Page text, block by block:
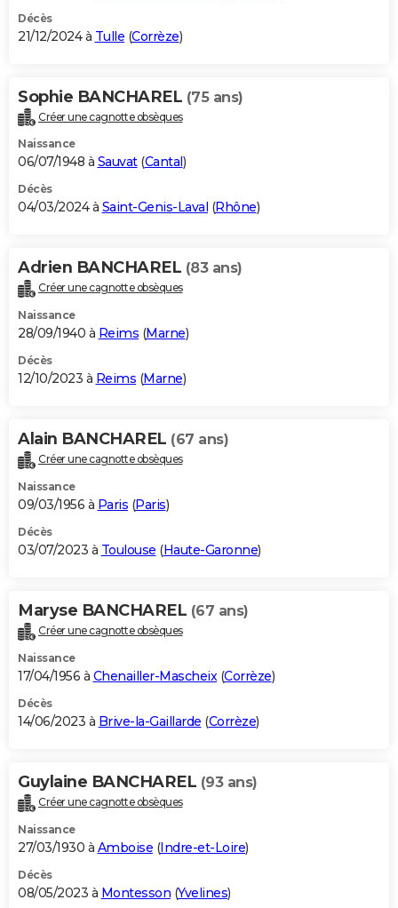
Décès
21/12/2024 à Tulle (Corrèze)
Sophie BANCHAREL (75 ans)
Créer une cagnotte obsèques
Naissance
06/07/1948 à Sauvat(Cantal )
Décès
04/03/2024 à Saint-Genis-Laval (Rhône)
Adrien BANCHAREL (83 ans)
Créer une cagnotte obsèques
Naissance
28/09/1940 à Reims (Marne)
Décès
12/10/2023 à Reims (Marne)
Alain BANCHAREL (67 ans)
Créer une cagnotte obsèques
Naissance
09/03/1956 à Paris (Paris)
Décès
03/07/2023 à Toulouse (Haute-Garonne)
Maryse BANCHAREL (67 ans)
Créer une cagnotte obsèques
Naissance
17/04/1956 à Chenailler-Mascheix(Corrèze)
Décès
14/06/2023 à Brive-la-Gaillarde (Corrèze)
Guylaine BANCHAREL (93 ans)
Créer une cagnotte obsèques
Naissance
27/03/1930 à Amboise (Indre-et-Loire)
Décès
08/05/2023 à Montesson (Yvelines)